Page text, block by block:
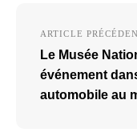
l’article
ARTICLE
Le Musée
événement
automobile au